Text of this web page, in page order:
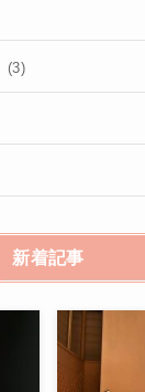
(3)
新着記事